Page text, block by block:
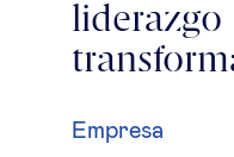
liderazgo
Empresa